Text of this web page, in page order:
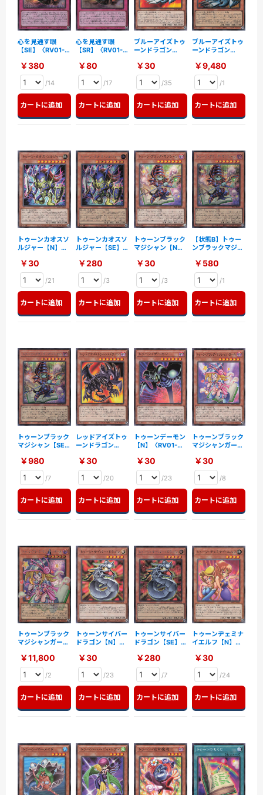
心を見通す眼
【SE】〈RV01-
￥380
/14
カートに追加
心を見通す眼
【SR】〈RV01-
￥80
/17
カートに追加
ブルーアイズトゥ
ーンドラゴン
JP008〉
￥30
/35
カートに追加
ブルーアイズトゥ
ーンドラゴン
JP008〉
￥9,480
/1
カートに追加
トゥーンカオスソ
ルジャー【N】
￥30
/21
カートに追加
トゥーンカオスソ
ルジャー【SE】
￥280
/3
カートに追加
トゥーンブラック
マジシャン【N】
￥30
/3
カートに追加
【状態B】トゥー
ンブラックマジシ
〈RV01-JP010〉
￥580
/1
カートに追加
トゥーンブラック
マジシャン【SE】
￥980
/7
カートに追加
レッドアイズトゥ
ーンドラゴン
JP011〉
￥30
/20
カートに追加
トゥーンデーモン
【N】〈RV01-
￥30
/23
カートに追加
トゥーンブラック
マジシャンガール
JP013〉
￥30
/8
カートに追加
トゥーンブラック
マジシャンガール
JP013〉
￥11,800
/2
カートに追加
トゥーンサイバー
ドラゴン【N】
￥30
/23
カートに追加
トゥーンサイバー
ドラゴン【SE】
￥280
/7
カートに追加
トゥーンヂェミナ
イエルフ【N】
￥30
/24
カートに追加